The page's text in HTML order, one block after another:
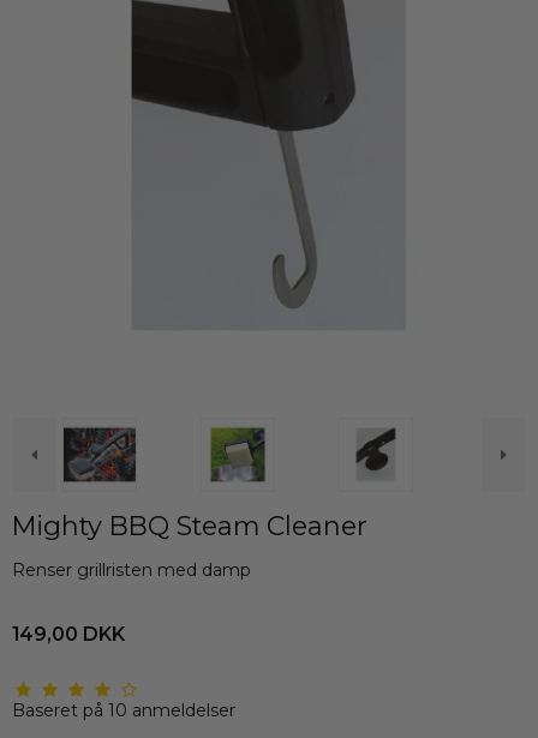
Mighty BBQ Steam Cleaner
Renser grillristen med damp
149,00 DKK
Baseret på 10 anmeldelser